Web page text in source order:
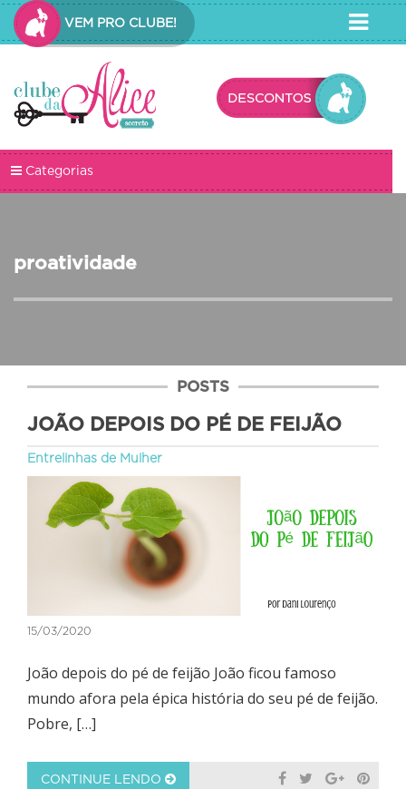
VEM PRO CLUBE!
Categorias
proatividade
POSTS
JOÃO DEPOIS DO PÉ DE FEIJÃO
Entrelinhas de Mulher
15/03/2020
João depois do pé de feijão João ficou famoso
mundo afora pela épica história do seu pé de feijão.
Pobre, […]
CONTINUE LENDO